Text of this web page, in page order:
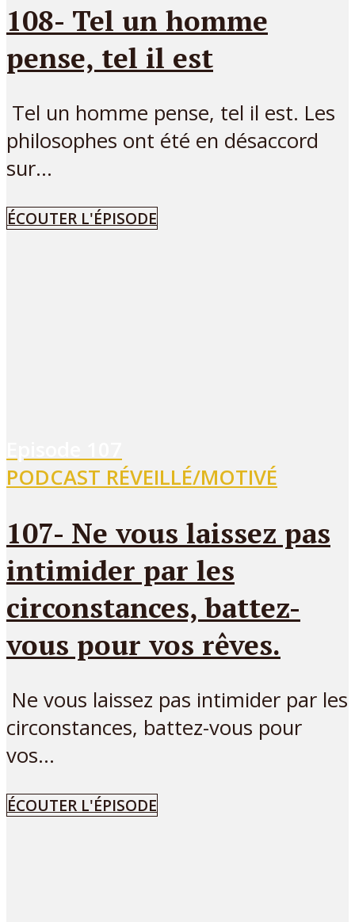
108- Tel un homme
pense, tel il est
Tel un homme pense, tel il est. Les
philosophes ont été en désaccord
sur...
ÉCOUTER L'ÉPISODE
PODCAST RÉVEILLÉ/MOTIVÉ
107- Ne vous laissez pas
intimider par les
circonstances, battez-
vous pour vos rêves.
Ne vous laissez pas intimider par les
circonstances, battez-vous pour
vos...
ÉCOUTER L'ÉPISODE